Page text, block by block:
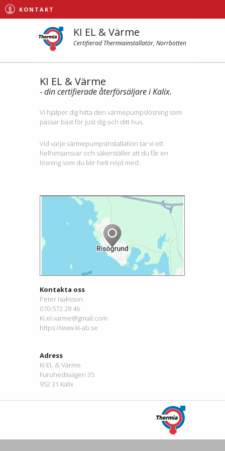
KONTAKT
KI EL & Värme
Certifierad Thermiainstallatör, Norrbotten
KI EL & Värme
- din certifierade återförsäljare i Kalix.
Vi hjälper dig hitta den värmepumpslösning som
passar bäst för just dig och ditt hus.
Vid varje värmepumpsinstallation tar vi ett
helhetsansvar och säkerställer att du får en
lösning som du blir helt nöjd med.
Kontakta oss
Peter Isaksson
070-572 28 46
Ki.el.varme@gmail.com
https://www.ki-ab.se
Adress
KI EL & Värme
Furuhedsvägen 35
952 31 Kalix